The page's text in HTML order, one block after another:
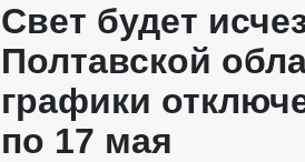
Свет будет
Полтавской
графики
по 17 мая